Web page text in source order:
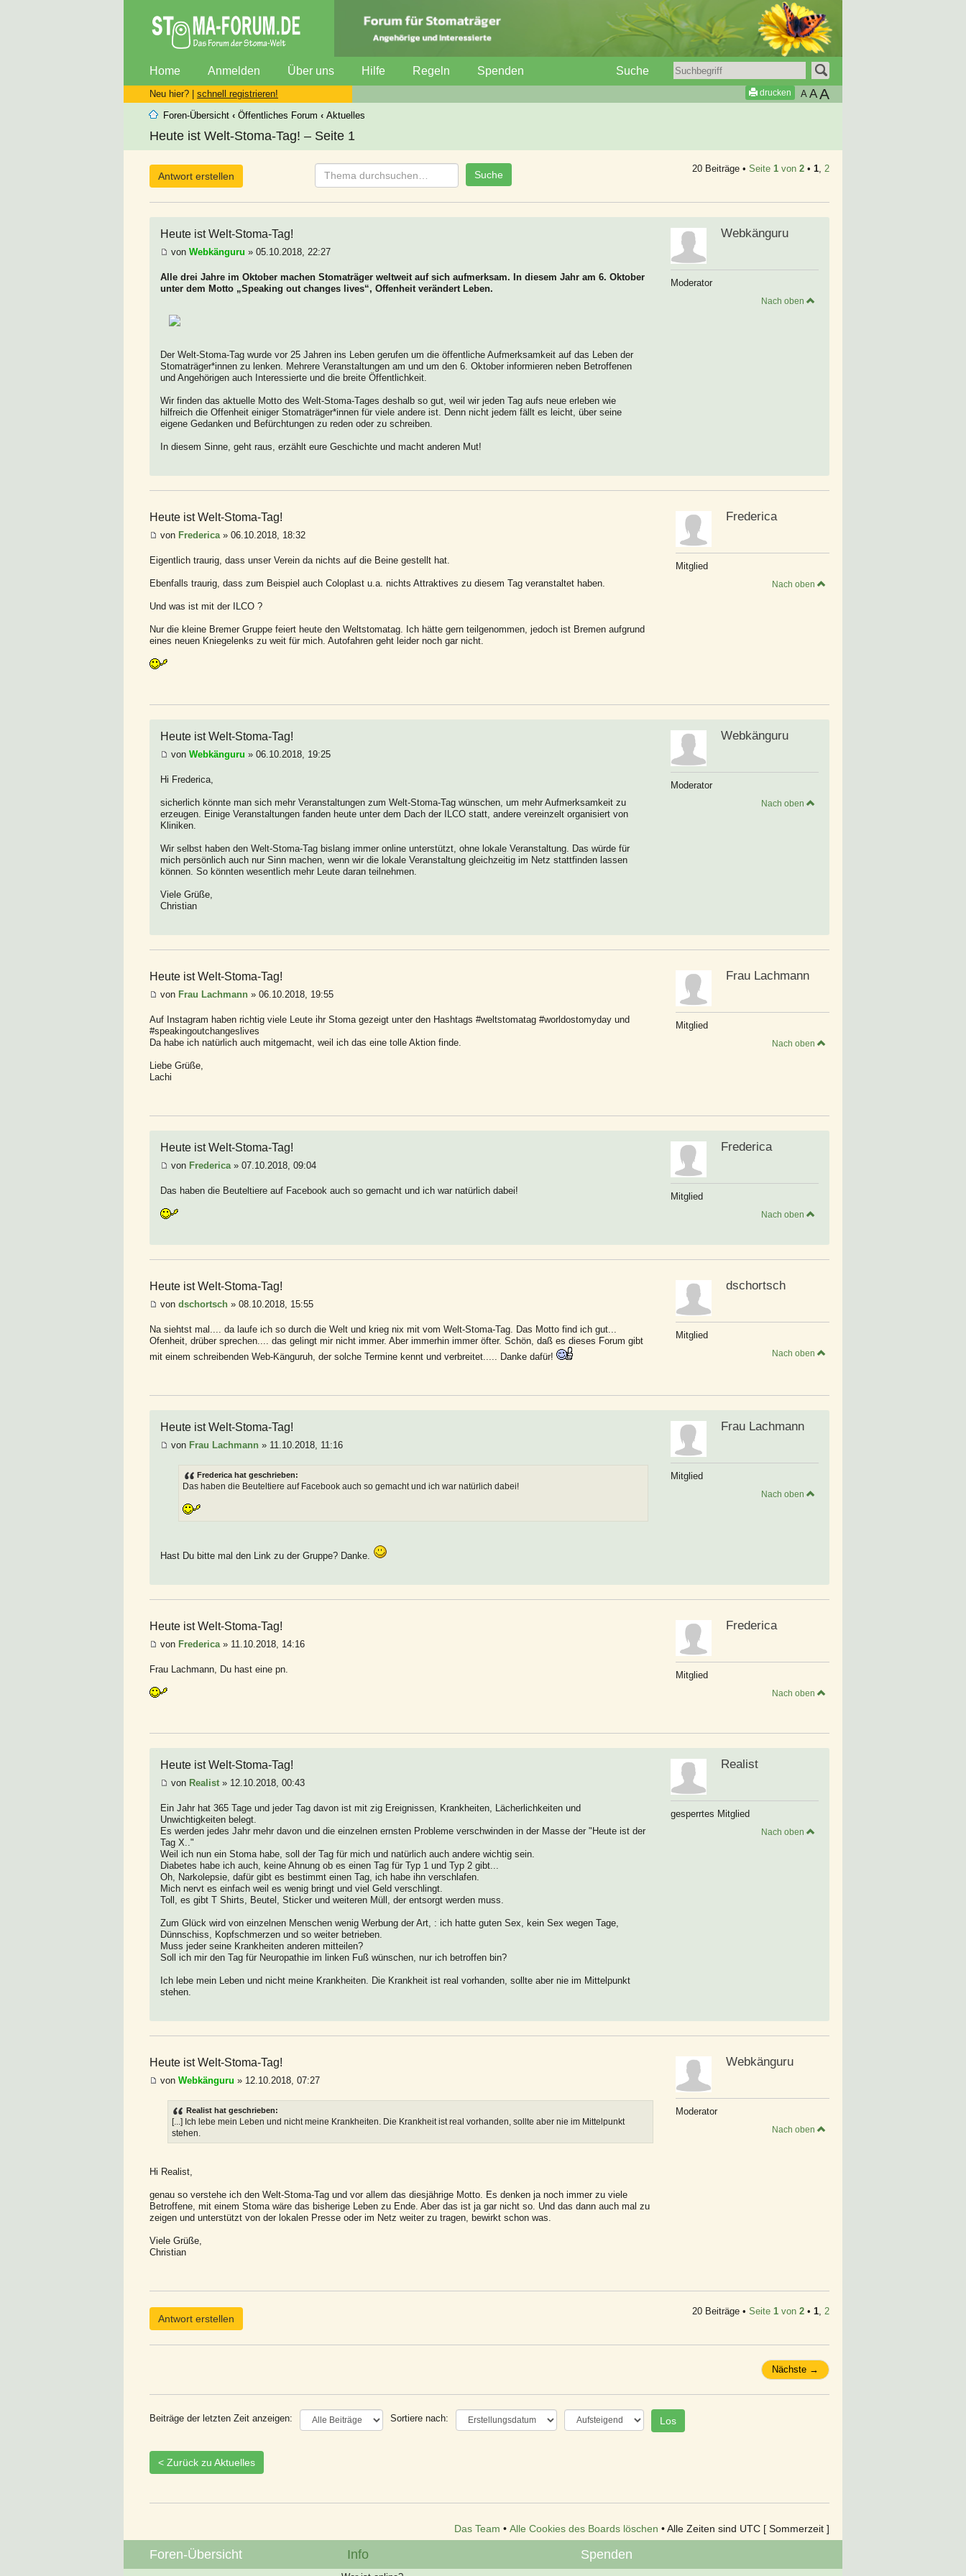
Home Anmelden Über uns Hilfe Regeln Spenden Suche
Neu hier? | schnell registrieren! drucken A AA
Foren-Übersicht ‹ Öffentliches Forum ‹ Aktuelles
Heute ist Welt-Stoma-Tag! – Seite 1
Antwort erstellen
20 Beiträge • Seite 1 von 2 • 1 2
Heute ist Welt-Stoma-Tag!
von Webkänguru » 05.10.2018, 22:27
Alle drei Jahre im Oktober machen Stomaträger weltweit auf sich aufmerksam. In diesem Jahr am 6. Oktober
unter dem Motto „Speaking out changes lives“, Offenheit verändert Leben.
Der Welt-Stoma-Tag wurde vor 25 Jahren ins Leben gerufen um die öffentliche Aufmerksamkeit auf das Leben der
Stomaträger*innen zu lenken. Mehrere Veranstaltungen am und um den 6. Oktober informieren neben Betroffenen
und Angehörigen auch Interessierte und die breite Öffentlichkeit.
Wir finden das aktuelle Motto des Welt-Stoma-Tages deshalb so gut, weil wir jeden Tag aufs neue erleben wie
hilfreich die Offenheit einiger Stomaträger*innen für viele andere ist. Denn nicht jedem fällt es leicht, über seine
eigene Gedanken und Befürchtungen zu reden oder zu schreiben.
In diesem Sinne, geht raus, erzählt eure Geschichte und macht anderen Mut!
Webkänguru
Moderator
Nach oben
Heute ist Welt-Stoma-Tag!
von Frederica » 06.10.2018, 18:32
Eigentlich traurig, dass unser Verein da nichts auf die Beine gestellt hat.
Ebenfalls traurig, dass zum Beispiel auch Coloplast u.a. nichts Attraktives zu diesem Tag veranstaltet haben.
Und was ist mit der ILCO ?
Nur die kleine Bremer Gruppe feiert heute den Weltstomatag. Ich hätte gern teilgenommen, jedoch ist Bremen aufgrund
eines neuen Kniegelenks zu weit für mich. Autofahren geht leider noch gar nicht.
Frederica
Mitglied
Nach oben
Heute ist Welt-Stoma-Tag!
von Webkänguru » 06.10.2018, 19:25
Hi Frederica,
sicherlich könnte man sich mehr Veranstaltungen zum Welt-Stoma-Tag wünschen, um mehr Aufmerksamkeit zu
erzeugen. Einige Veranstaltungen fanden heute unter dem Dach der ILCO statt, andere vereinzelt organisiert von
Kliniken.
Wir selbst haben den Welt-Stoma-Tag bislang immer online unterstützt, ohne lokale Veranstaltung. Das würde für
mich persönlich auch nur Sinn machen, wenn wir die lokale Veranstaltung gleichzeitig im Netz stattfinden lassen
können. So könnten wesentlich mehr Leute daran teilnehmen.
Viele Grüße,
Christian
Webkänguru
Moderator
Nach oben
Heute ist Welt-Stoma-Tag!
von Frau Lachmann » 06.10.2018, 19:55
Auf Instagram haben richtig viele Leute ihr Stoma gezeigt unter den Hashtags #weltstomatag #worldostomyday und
#speakingoutchangeslives
Da habe ich natürlich auch mitgemacht, weil ich das eine tolle Aktion finde.
Liebe Grüße,
Lachi
Frau Lachmann
Mitglied
Nach oben
Heute ist Welt-Stoma-Tag!
von Frederica » 07.10.2018, 09:04
Das haben die Beuteltiere auf Facebook auch so gemacht und ich war natürlich dabei!
Frederica
Mitglied
Nach oben
Heute ist Welt-Stoma-Tag!
von dschortsch » 08.10.2018, 15:55
Na siehtst mal.... da laufe ich so durch die Welt und krieg nix mit vom Welt-Stoma-Tag. Das Motto find ich gut...
Ofenheit, drüber sprechen.... das gelingt mir nicht immer. Aber immerhin immer öfter. Schön, daß es dieses Forum gibt
mit einem schreibenden Web-Känguruh, der solche Termine kennt und verbreitet..... Danke dafür!
dschortsch
Mitglied
Nach oben
Heute ist Welt-Stoma-Tag!
von Frau Lachmann » 11.10.2018, 11:16
Frederica hat geschrieben:
Das haben die Beuteltiere auf Facebook auch so gemacht und ich war natürlich dabei!
Hast Du bitte mal den Link zu der Gruppe? Danke.
Frau Lachmann
Mitglied
Nach oben
Heute ist Welt-Stoma-Tag!
von Frederica » 11.10.2018, 14:16
Frau Lachmann, Du hast eine pn.
Frederica
Mitglied
Nach oben
Heute ist Welt-Stoma-Tag!
von Realist » 12.10.2018, 00:43
Ein Jahr hat 365 Tage und jeder Tag davon ist mit zig Ereignissen, Krankheiten, Lächerlichkeiten und
Unwichtigkeiten belegt.
Es werden jedes Jahr mehr davon und die einzelnen ernsten Probleme verschwinden in der Masse der "Heute ist der
Tag X.."
Weil ich nun ein Stoma habe, soll der Tag für mich und natürlich auch andere wichtig sein.
Diabetes habe ich auch, keine Ahnung ob es einen Tag für Typ 1 und Typ 2 gibt...
Oh, Narkolepsie, dafür gibt es bestimmt einen Tag, ich habe ihn verschlafen.
Mich nervt es einfach weil es wenig bringt und viel Geld verschlingt.
Toll, es gibt T Shirts, Beutel, Sticker und weiteren Müll, der entsorgt werden muss.
Zum Glück wird von einzelnen Menschen wenig Werbung der Art, : ich hatte guten Sex, kein Sex wegen Tage,
Dünnschiss, Kopfschmerzen und so weiter betrieben.
Muss jeder seine Krankheiten anderen mitteilen?
Soll ich mir den Tag für Neuropathie im linken Fuß wünschen, nur ich betroffen bin?
Ich lebe mein Leben und nicht meine Krankheiten. Die Krankheit ist real vorhanden, sollte aber nie im Mittelpunkt
stehen.
Realist
gesperrtes Mitglied
Nach oben
Heute ist Welt-Stoma-Tag!
von Webkänguru » 12.10.2018, 07:27
Realist hat geschrieben:
[...] Ich lebe mein Leben und nicht meine Krankheiten. Die Krankheit ist real vorhanden, sollte aber nie im Mittelpunkt
stehen.
Hi Realist,
genau so verstehe ich den Welt-Stoma-Tag und vor allem das diesjährige Motto. Es denken ja noch immer zu viele
Betroffene, mit einem Stoma wäre das bisherige Leben zu Ende. Aber das ist ja gar nicht so. Und das dann auch mal zu
zeigen und unterstützt von der lokalen Presse oder im Netz weiter zu tragen, bewirkt schon was.
Viele Grüße,
Christian
Webkänguru
Moderator
Nach oben
Antwort erstellen
20 Beiträge • Seite 1 von 2 • 1 2
Nächste →
Beiträge der letzten Zeit anzeigen: Sortiere nach:
< Zurück zu Aktuelles
Das Team • Alle Cookies des Boards löschen • Alle Zeiten sind UTC [ Sommerzeit ]
Foren-Übersicht Info Spenden